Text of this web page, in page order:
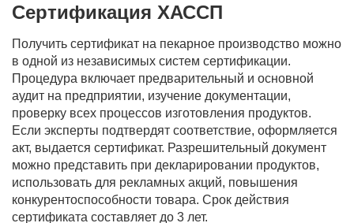
Сертификация ХАССП
Получить сертификат на пекарное производство можно
в одной из независимых систем сертификации.
Процедура включает предварительный и основной
аудит на предприятии, изучение документации,
проверку всех процессов изготовления продуктов.
Если эксперты подтвердят соответствие, оформляется
акт, выдается сертификат. Разрешительный документ
можно представить при декларировании продуктов,
использовать для рекламных акций, повышения
конкурентоспособности товара. Срок действия
сертификата составляет до 3 лет.